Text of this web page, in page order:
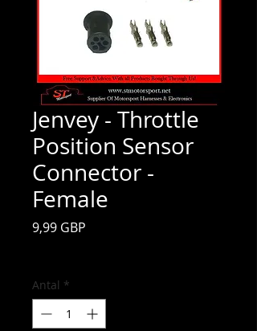
Jenvey - Throttle
Position Sensor
Connector -
Female
9,99 GBP
Antal *